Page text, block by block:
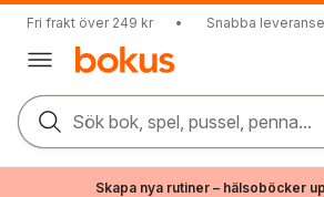
Fri frakt över 249 kr • Snabba
Sök bok, spel, pussel, penna...
Skapa nya rutiner – hälsoböcker